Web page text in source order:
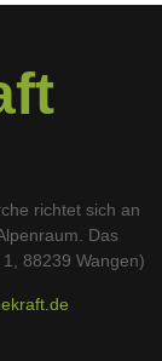
richtet sich an
Das
88239 Wangen)